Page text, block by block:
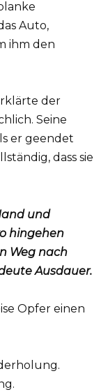
Auto,
ihm den
der
Seine
er geendet
dass sie
und
hingehen
Weg nach
Ausdauer.
Opfer einen